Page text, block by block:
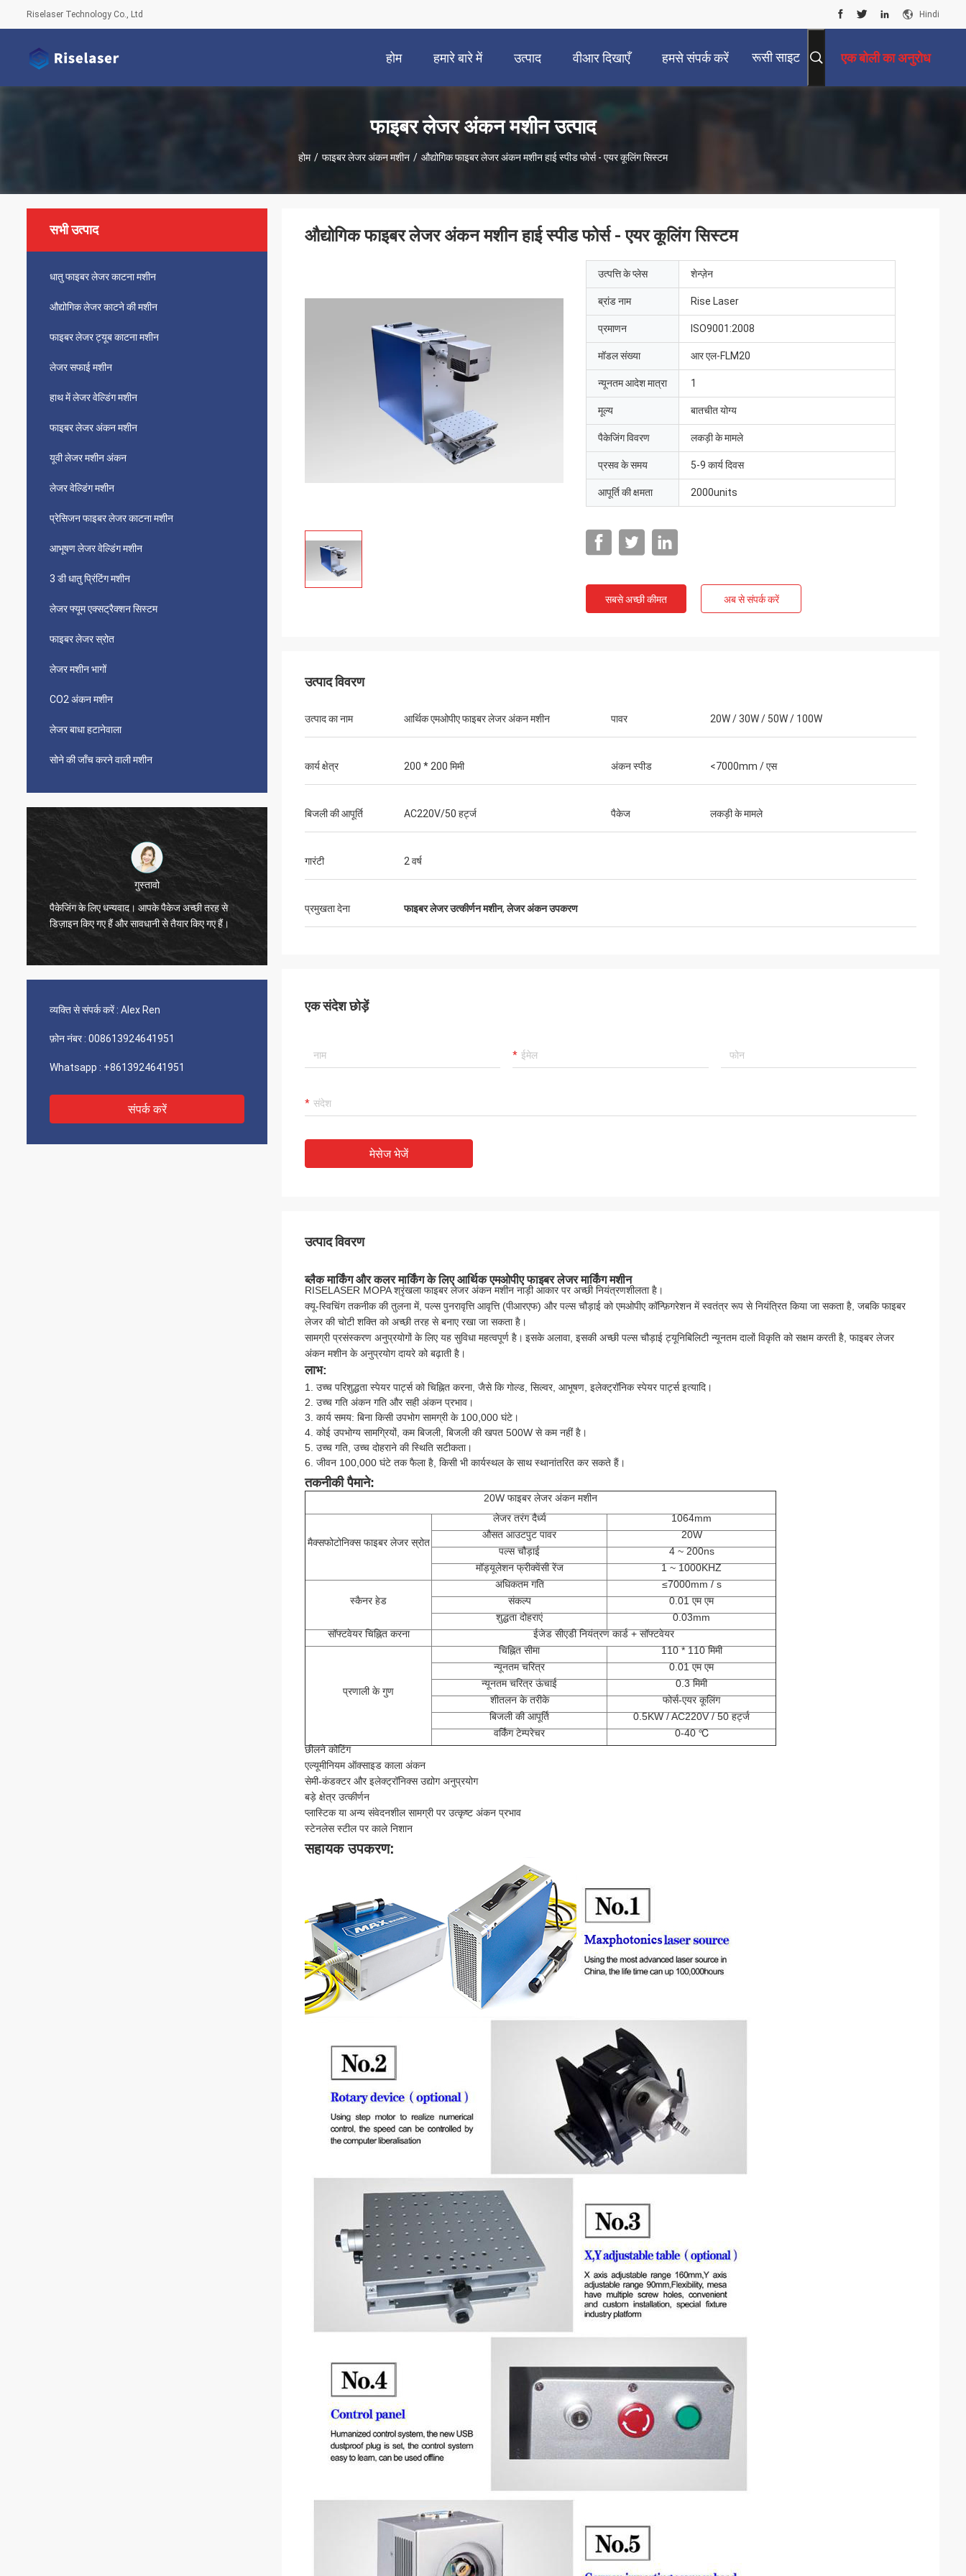
Riselaser Technology Co., Ltd Hindi
होम हमारे बारे में उत्पाद वीआर दिखाएँ हमसे संपर्क करें रूसी साइट एक बोली का अनुरोध
फाइबर लेजर अंकन मशीन उत्पाद
होम / फाइबर लेजर अंकन मशीन / औद्योगिक फाइबर लेजर अंकन मशीन हाई स्पीड फोर्स - एयर कूलिंग सिस्टम
सभी उत्पाद
धातु फाइबर लेजर काटना मशीन
औद्योगिक लेजर काटने की मशीन
फाइबर लेजर ट्यूब काटना मशीन
लेजर सफाई मशीन
हाथ में लेजर वेल्डिंग मशीन
फाइबर लेजर अंकन मशीन
यूवी लेजर मशीन अंकन
लेजर वेल्डिंग मशीन
प्रेसिजन फाइबर लेजर काटना मशीन
आभूषण लेजर वेल्डिंग मशीन
3 डी धातु प्रिंटिंग मशीन
लेजर फ्यूम एक्सट्रैक्शन सिस्टम
फाइबर लेजर स्रोत
लेजर मशीन भागों
CO2 अंकन मशीन
लेजर बाधा हटानेवाला
सोने की जाँच करने वाली मशीन
विजेता
धन्यवाद, ज़ो।
मशीन मजबूत लग रहा है ... अच्छी तरह से बनाया गया है ..
पैकेजिंग के लिए धन्यवाद। आपके पैकेज अच्छी तरह से
व्यक्ति से संपर्क करें : Alex Ren
फ़ोन नंबर : 008613924641951
Whatsapp : +8613924641951
संपर्क करें
औद्योगिक फाइबर लेजर अंकन मशीन हाई स्पीड फोर्स - एयर कूलिंग सिस्टम
उत्पत्ति के प्लेस शेन्ज़ेन
ब्रांड नाम Rise Laser
प्रमाणन ISO9001:2008
मॉडल संख्या आर एल-FLM20
न्यूनतम आदेश मात्रा 1
मूल्य बातचीत योग्य
पैकेजिंग विवरण लकड़ी के मामले
प्रसव के समय 5-9 कार्य दिवस
आपूर्ति की क्षमता 2000units
सबसे अच्छी कीमत अब से संपर्क करें
उत्पाद विवरण
उत्पाद का नाम आर्थिक एमओपीए फाइबर लेजर अंकन मशीन पावर 20W / 30W / 50W / 100W
कार्य क्षेत्र 200 * 200 मिमी अंकन स्पीड <7000mm / एस
बिजली की आपूर्ति AC220V/50 हर्ट्ज पैकेज लकड़ी के मामले
गारंटी 2 वर्ष
प्रमुखता देना फाइबर लेजर उत्कीर्णन मशीन,लेजर अंकन उपकरण
एक संदेश छोड़ें
मेसेज भेजें
उत्पाद विवरण
ब्लैक मार्किंग और कलर मार्किंग के लिए आर्थिक एमओपीए फाइबर लेजर मार्किंग मशीन
RISELASER MOPA श्रृंखला फाइबर लेजर अंकन मशीन नाड़ी आकार पर अच्छी नियंत्रणशीलता है।
क्यू-स्विचिंग तकनीक की तुलना में, पल्स पुनरावृत्ति आवृत्ति (पीआरएफ) और पल्स चौड़ाई को एमओपीए कॉन्फ़िगरेशन में स्वतंत्र रूप से नियंत्रित किया जा सकता है, जबकि फाइबर
लेजर की चोटी शक्ति को अच्छी तरह से बनाए रखा जा सकता है।
सामग्री प्रसंस्करण अनुप्रयोगों के लिए यह सुविधा महत्वपूर्ण है। इसके अलावा, इसकी अच्छी पल्स चौड़ाई ट्यूनिबिलिटी न्यूनतम दालों विकृति को सक्षम करती है, फाइबर लेजर
अंकन मशीन के अनुप्रयोग दायरे को बढ़ाती है।
लाभ:
1. उच्च परिशुद्धता स्पेयर पार्ट्स को चिह्नित करना, जैसे कि गोल्ड, सिल्वर, आभूषण, इलेक्ट्रॉनिक स्पेयर पार्ट्स इत्यादि।
2. उच्च गति अंकन गति और सही अंकन प्रभाव।
3. कार्य समय: बिना किसी उपभोग सामग्री के 100,000 घंटे।
4. कोई उपभोग्य सामग्रियों, कम बिजली, बिजली की खपत 500W से कम नहीं है।
5. उच्च गति, उच्च दोहराने की स्थिति सटीकता।
6. जीवन 100,000 घंटे तक फैला है, किसी भी कार्यस्थल के साथ स्थानांतरित कर सकते हैं।
तकनीकी पैमाने:
20W फाइबर लेजर अंकन मशीन
मैक्सफोटोनिक्स फाइबर लेजर स्रोत
लेजर तरंग दैर्ध्य
1064mm
औसत आउटपुट पावर
20W
पल्स चौड़ाई
4 ~ 200ns
मॉड्यूलेशन फ्रीक्वेंसी रेंज
1 ~ 1000KHZ
स्कैनर हेड
अधिकतम गति
≤7000mm / s
संकल्प
0.01 एम एम
शुद्धता दोहराएं
0.03mm
सॉफ्टवेयर चिह्नित करना
ईजेड सीएडी नियंत्रण कार्ड + सॉफ्टवेयर
प्रणाली के गुण
चिह्नित सीमा
110 * 110 मिमी
न्यूनतम चरित्र
0.01 एम एम
न्यूनतम चरित्र ऊंचाई
0.3 मिमी
शीतलन के तरीके
फोर्स-एयर कूलिंग
बिजली की आपूर्ति
0.5KW / AC220V / 50 हर्ट्ज
वर्किंग टेम्परेचर
0-40 ℃
छीलने कोटिंग
एल्यूमीनियम ऑक्साइड काला अंकन
सेमी-कंडक्टर और इलेक्ट्रॉनिक्स उद्योग अनुप्रयोग
बड़े क्षेत्र उत्कीर्णन
प्लास्टिक या अन्य संवेदनशील सामग्री पर उत्कृष्ट अंकन प्रभाव
स्टेनलेस स्टील पर काले निशान
सहायक उपकरण: